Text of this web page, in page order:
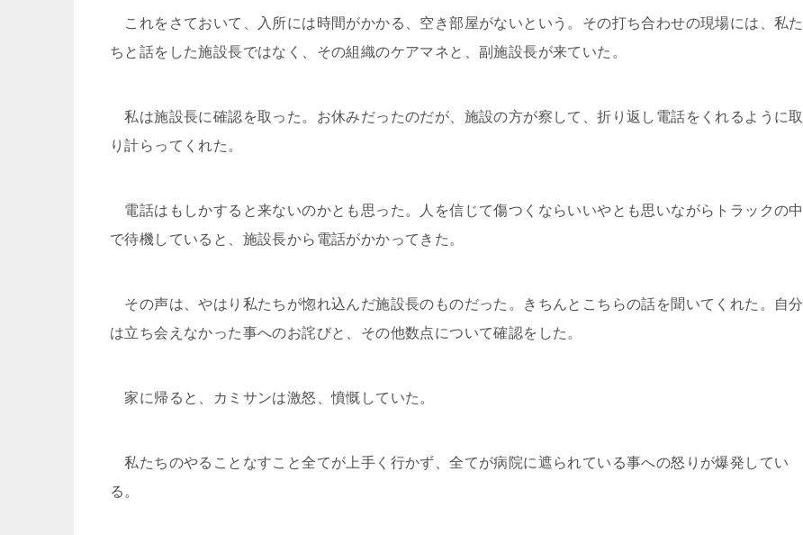
これをさておいて、入所には時間がかかる、空き部屋がないという。その打ち合わせの現場には、私た
ちと話をした施設長ではなく、その組織のケアマネと、副施設長が来ていた。
私は施設長に確認を取った。お休みだったのだが、施設の方が察して、折り返し電話をくれるように取
り計らってくれた。
電話はもしかすると来ないのかとも思った。人を信じて傷つくならいいやとも思いながらトラックの中
で待機していると、施設長から電話がかかってきた。
その声は、やはり私たちが惚れ込んだ施設長のものだった。きちんとこちらの話を聞いてくれた。自分
は立ち会えなかった事へのお詫びと、その他数点について確認をした。
家に帰ると、カミサンは激怒、憤慨していた。
私たちのやることなすこと全てが上手く行かず、全てが病院に遮られている事への怒りが爆発してい
る。